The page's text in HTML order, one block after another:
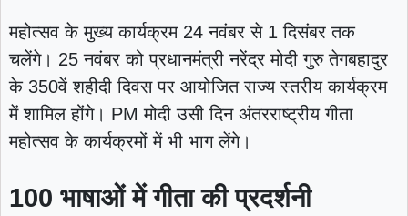
महोत्सव के मुख्य कार्यक्रम 24 नवंबर से 1 दिसंबर तक
चलेंगे। 25 नवंबर को प्रधानमंत्री नरेंद्र मोदी गुरु तेगबहादुर
के 350वें शहीदी दिवस पर आयोजित राज्य स्तरीय कार्यक्रम
में शामिल होंगे। PM मोदी उसी दिन अंतरराष्ट्रीय गीता
महोत्सव के कार्यक्रमों में भी भाग लेंगे।
100 भाषाओं में गीता की प्रदर्शनी